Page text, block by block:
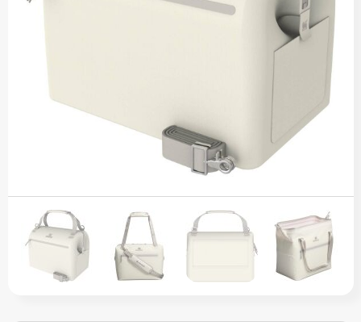
Zakelijk
Koeltassen
Schrijf & papierwaren